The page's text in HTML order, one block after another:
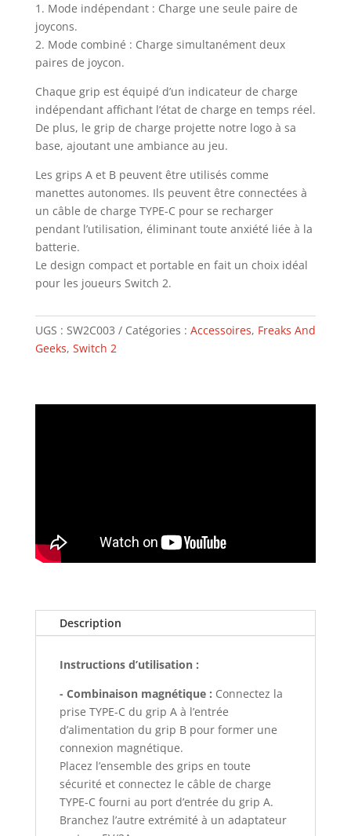
1. Mode indépendant : Charge une seule paire de
joycons.
2. Mode combiné : Charge simultanément deux
paires de joycon.
Chaque grip est équipé d’un indicateur de charge
indépendant affichant l’état de charge en temps réel.
De plus, le grip de charge projette notre logo à sa
base, ajoutant une ambiance au jeu.
Les grips A et B peuvent être utilisés comme
manettes autonomes. Ils peuvent être connectées à
un câble de charge TYPE-C pour se recharger
pendant l’utilisation, éliminant toute anxiété liée à la
batterie.
Le design compact et portable en fait un choix idéal
pour les joueurs Switch 2.
UGS : SW2C003 Catégories : Accessoires, Freaks And
Geeks, Switch 2
Description
Instructions d’utilisation :
- Combinaison magnétique : Connectez la
prise TYPE-C du grip A à l’entrée
d’alimentation du grip B pour former une
connexion magnétique.
Placez l’ensemble des grips en toute
sécurité et connectez le câble de charge
TYPE-C fourni au port d’entrée du grip A.
Branchez l’autre extrémité à un adaptateur